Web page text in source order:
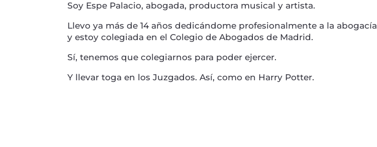
Soy Espe Palacio, abogada, productora musical y artista.
Llevo ya más de 14 años dedicándome profesionalmente a la abogacía
y estoy colegiada en el Colegio de Abogados de Madrid.
Sí, tenemos que colegiarnos para poder ejercer.
Y llevar toga en los Juzgados. Así, como en Harry Potter.